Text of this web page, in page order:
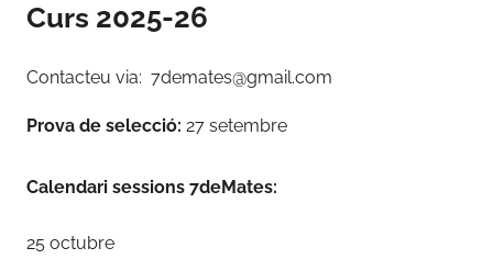
Curs 2025-26
Contacteu via: 7demates@gmail.com
Prova de selecció: 27 setembre
Calendari sessions 7deMates:
25 octubre